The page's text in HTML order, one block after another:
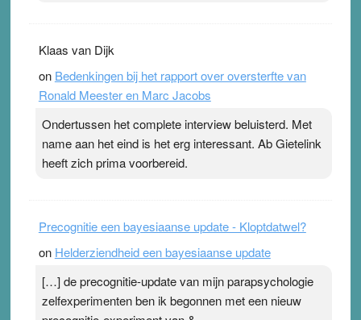
Klaas van Dijk
on Bedenkingen bij het rapport over oversterfte van
Ronald Meester en Marc Jacobs
Ondertussen het complete interview beluisterd. Met
name aan het eind is het erg interessant. Ab Gietelink
heeft zich prima voorbereid.
Precognitie een bayesiaanse update - Kloptdatwel?
on Helderziendheid een bayesiaanse update
[…] de precognitie-update van mijn parapsychologie
zelfexperimenten ben ik begonnen met een nieuw